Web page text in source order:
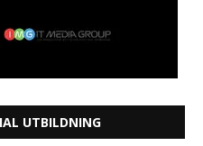
UTBILDNING